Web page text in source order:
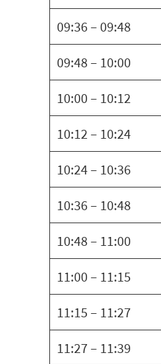
09:36 – 09:48
09:48 – 10:00
10:00 – 10:12
10:12 – 10:24
10:24 – 10:36
10:36 – 10:48
10:48 – 11:00
11:00 – 11:15
11:15 – 11:27
11:27 – 11:39